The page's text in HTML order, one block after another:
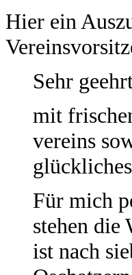
Hier ein
Sehr
mit
vereins
Für mich
stehen die
ist nach